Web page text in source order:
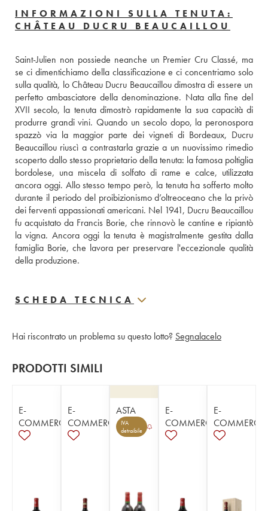
INFORMAZIONI SULLA TENUTA:
CHÂTEAU DUCRU BEAUCAILLOU
Saint-Julien non possiede neanche un Premier Cru Classé, ma
se ci dimentichiamo della classificazione e ci concentriamo solo
sulla qualità, lo Château Ducru Beaucaillou dimostra di essere un
perfetto ambasciatore della denominazione. Nata alla fine del
XVII secolo, la tenuta dimostrò rapidamente la sua capacità di
produrre grandi vini. Quando un secolo dopo, la peronospora
spazzò via la maggior parte dei vigneti di Bordeaux, Ducru
Beaucaillou riuscì a contrastarla grazie a un nuovissimo rimedio
scoperto dallo stesso proprietario della tenuta: la famosa poltiglia
bordolese, una miscela di solfato di rame e calce, utilizzata
ancora oggi. Allo stesso tempo però, la tenuta ha sofferto molto
durante il periodo del proibizionismo d’oltreoceano che la privò
dei ferventi appassionati americani. Nel 1941, Ducru Beaucaillou
fu acquistato da Francis Borie, che rinnovò le cantine e ripiantò
la vigna. Ancora oggi la tenuta è magistralmente gestita dalla
famiglia Borie, che lavora per preservare l'eccezionale qualità
della produzione.
SCHEDA TECNICA
Hai riscontrato un problema su questo lotto? Segnalacelo
PRODOTTI SIMILI
E-
COMMERCE
E-
COMMERCE
ASTA
IVA
detraibile
E-
COMMERCE
E-
COMMERCE